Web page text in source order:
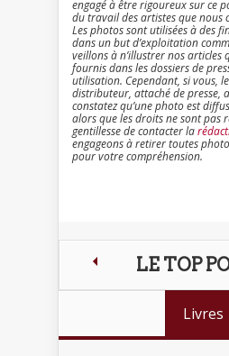
engagé à être rigoureux sur ce
du travail des artistes que nous
Les photos sont utilisées à des
dans un but d’exploitation
veillons à n’illustrer nos articles
fournis dans les dossiers de
utilisation. Cependant, si vous,
distributeur, attaché de presse,
constatez qu’une photo est
alors que les droits ne sont pas
gentillesse de contacter la
engageons à retirer toutes
pour votre compréhension.
LE TOP
Livres